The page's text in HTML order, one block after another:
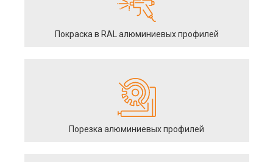
Покраска в RAL алюминиевых профилей
Порезка алюминиевых профилей